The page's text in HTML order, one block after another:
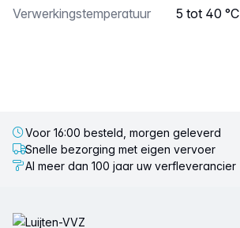
Verwerkingstemperatuur
5 tot 40 °C
Voor 16:00 besteld, morgen geleverd
Snelle bezorging met eigen vervoer
Al meer dan 100 jaar uw verfleverancier